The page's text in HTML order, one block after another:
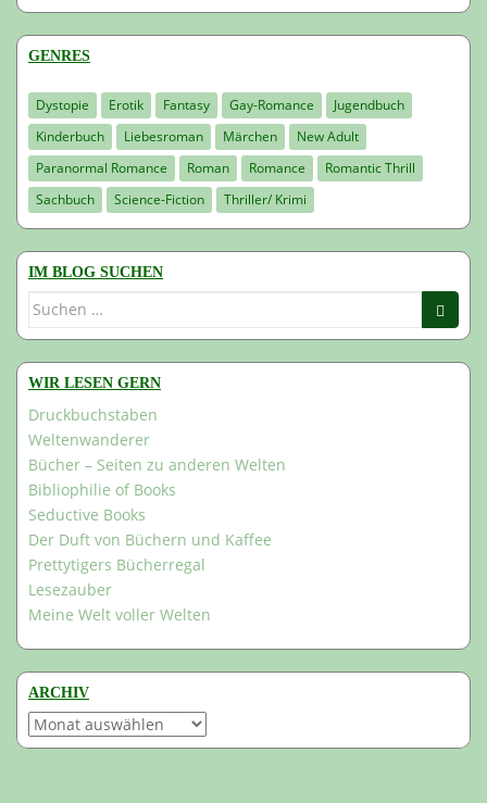
GENRES
Dystopie Erotik Fantasy Gay-Romance
Jugendbuch
Kinderbuch
Liebesroman Märchen
New Adult
Paranormal Romance
Roman Romance
Romantic Thrill
Sachbuch
Science-Fiction Thriller/ Krimi
IM BLOG SUCHEN
Suchen
WIR LESEN GERN
Druckbuchstaben
Weltenwanderer
Bücher – Seiten zu anderen Welten
Bibliophilie of Books
Seductive Books
Der Duft von Büchern und Kaffee
Prettytigers Bücherregal
Lesezauber
Meine Welt voller Welten
ARCHIV
Archiv